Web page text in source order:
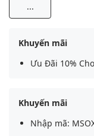
...
Khuyến mãi
Ưu Đãi 10%
Khuyến mãi
Nhập mã: